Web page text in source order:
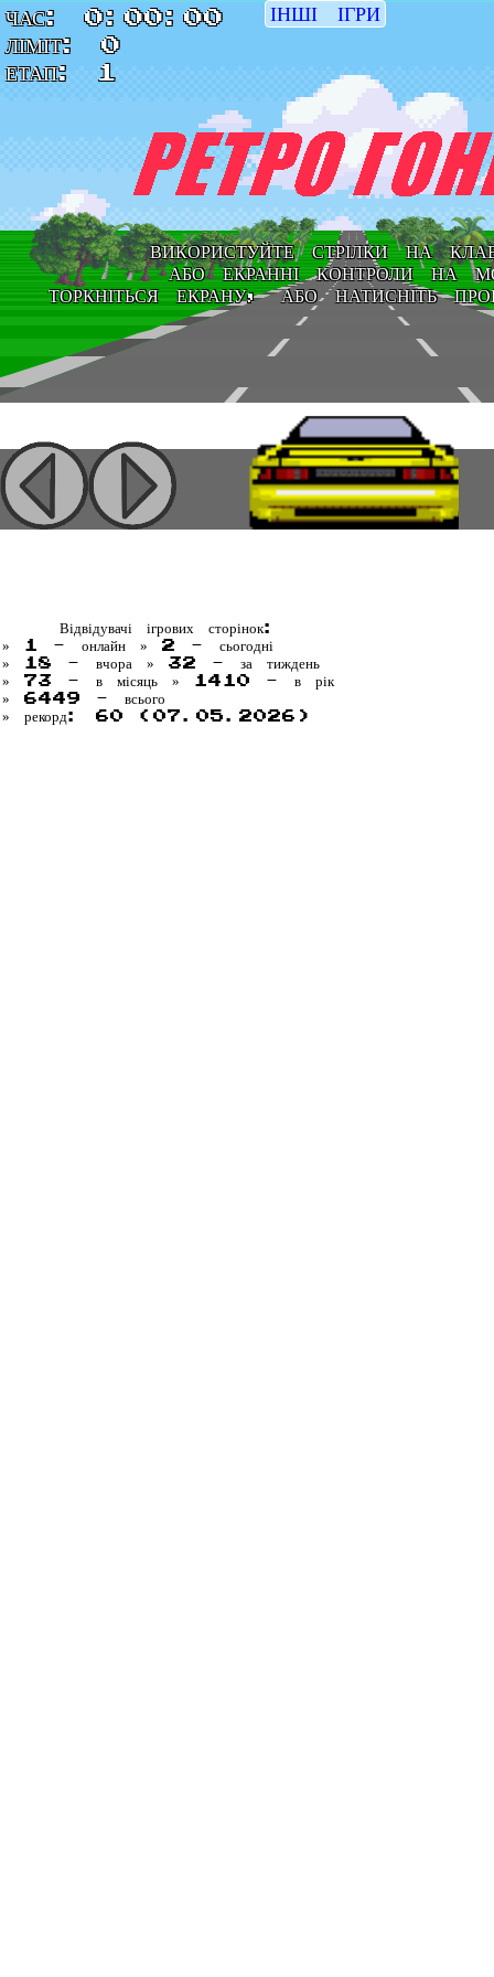
ЧАС:0:00:00
ЛІМІТ:0
ЕТАП:
1
ВИКОРИСТУЙТЕ СТРІЛКИ НА
АБО ЕКРАННІ КОНТРОЛИ НА
ТОРКНІТЬСЯ ЕКРАНУ, АБО НАТИСНІТЬ
ІНШІ ІГРИ
Відвідувачі ігрових сторінок:
» 1 - онлайн » 2 - сьогодні
» 18 - вчора » 32 - за тиждень
» 73 - в місяць » 1410 - в рік
» 6449 - всього
» рекорд: 60 (07.05.2026)